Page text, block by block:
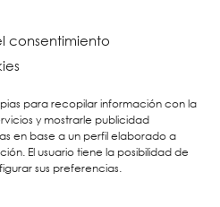
consentimiento
para recopilar información con la
y mostrarle publicidad
en base a un perfil elaborado a
El usuario tiene la posibilidad de
sus preferencias.